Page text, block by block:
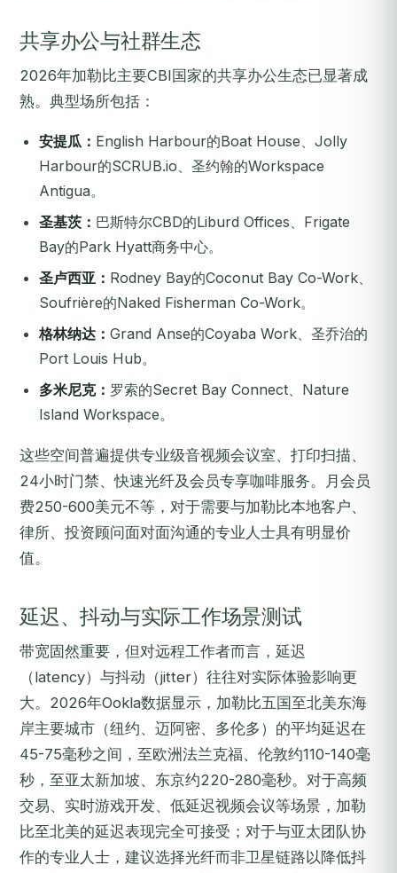
共享办公与社群生态
2026年加勒比主要CBI国家的共享办公生态已显著成
熟。典型场所包括：
安提瓜： English Harbour的Boat House、Jolly
Harbour的SCRUB.io、圣约翰的Workspace
Antigua。
圣基茨： 巴斯特尔CBD的Liburd Offices、Frigate
Bay的Park Hyatt商务中心。
圣卢西亚： Rodney Bay的Coconut Bay Co-Work、
Soufrière的Naked Fisherman Co-Work。
格林纳达： Grand Anse的Coyaba Work、圣乔治的
Port Louis Hub。
多米尼克： 罗索的Secret Bay Connect、Nature
Island Workspace。
这些空间普遍提供专业级音视频会议室、打印扫描、
24小时门禁、快速光纤及会员专享咖啡服务。月会员
费250-600美元不等，对于需要与加勒比本地客户、
律所、投资顾问面对面沟通的专业人士具有明显价
值。
延迟、抖动与实际工作场景测试
带宽固然重要，但对远程工作者而言，延迟
（latency）与抖动（jitter）往往对实际体验影响更
大。2026年Ookla数据显示，加勒比五国至北美东海
岸主要城市（纽约、迈阿密、多伦多）的平均延迟在
45-75毫秒之间，至欧洲法兰克福、伦敦约110-140毫
秒，至亚太新加坡、东京约220-280毫秒。对于高频
交易、实时游戏开发、低延迟视频会议等场景，加勒
比至北美的延迟表现完全可接受；对于与亚太团队协
作的专业人士，建议选择光纤而非卫星链路以降低抖